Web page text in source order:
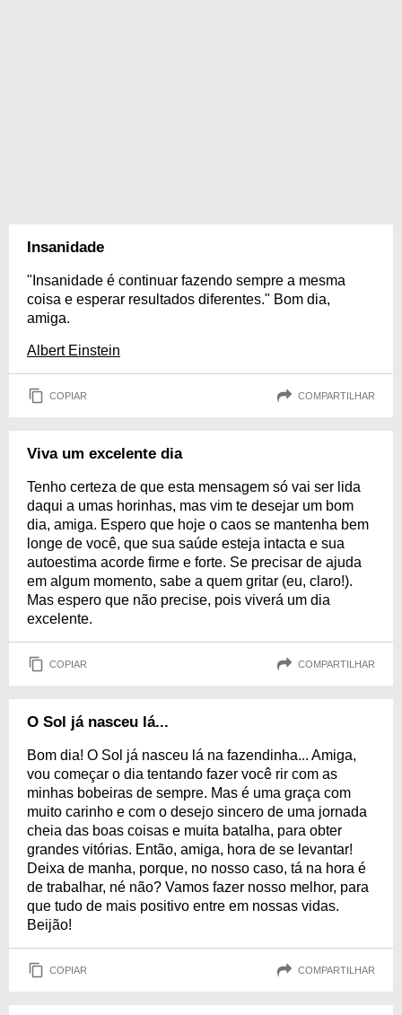
Insanidade
"Insanidade é continuar fazendo sempre a mesma
coisa e esperar resultados diferentes." Bom dia,
amiga.
Albert Einstein
COPIAR COMPARTILHAR
Viva um excelente dia
Tenho certeza de que esta mensagem só vai ser lida
daqui a umas horinhas, mas vim te desejar um bom
dia, amiga. Espero que hoje o caos se mantenha bem
longe de você, que sua saúde esteja intacta e sua
autoestima acorde firme e forte. Se precisar de ajuda
em algum momento, sabe a quem gritar (eu, claro!).
Mas espero que não precise, pois viverá um dia
excelente.
COPIAR COMPARTILHAR
O Sol já nasceu lá...
Bom dia! O Sol já nasceu lá na fazendinha... Amiga,
vou começar o dia tentando fazer você rir com as
minhas bobeiras de sempre. Mas é uma graça com
muito carinho e com o desejo sincero de uma jornada
cheia das boas coisas e muita batalha, para obter
grandes vitórias. Então, amiga, hora de se levantar!
Deixa de manha, porque, no nosso caso, tá na hora é
de trabalhar, né não? Vamos fazer nosso melhor, para
que tudo de mais positivo entre em nossas vidas.
Beijão!
COPIAR COMPARTILHAR